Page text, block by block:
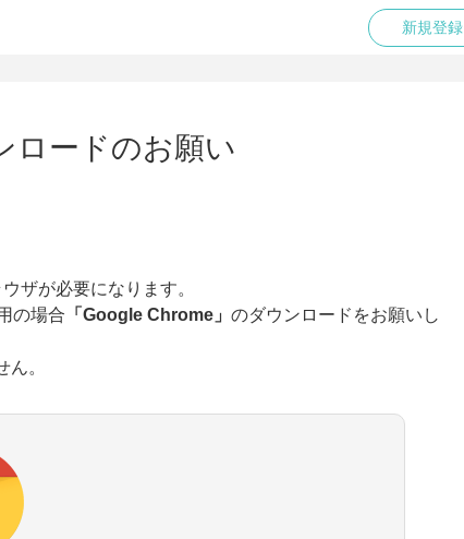
新規登録
ロードのお願い
ザが必要になります。
の場合 「Google Chrome」 のダウンロードをお願いし
。